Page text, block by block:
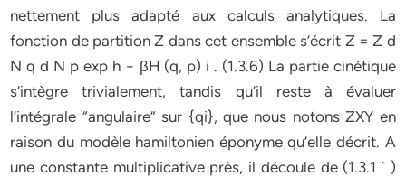
nettement plus adapté aux calculs analytiques. La
fonction de partition Z dans cet ensemble s’écrit Z = Z d
N q d N p exp h − βH (q, p) i . (1.3.6) La partie cinétique
s’intègre trivialement, tandis qu’il reste à évaluer
l’intégrale “angulaire” sur {qi}, que nous notons ZXY en
raison du modèle hamiltonien éponyme qu’elle décrit. A
une constante multiplicative près, il découle de (1.3.1 ` )